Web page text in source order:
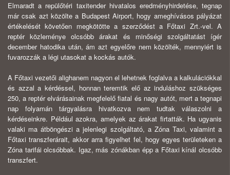
Elmaradt a repülőtéri taxitender hivatalos eredményhirdetése, tegnap
már csak azt közölte a Budapest Airport, hogy ameghívásos pályázat
értékelését követően megkötötte a szerződést a Főtaxi Zrt.-vel. A
reptér közleménye olcsóbb árakat és minőségi szolgáltatást ígér
december hatodika után, ám azt egyelőre nem közölték, mennyiért is
fuvarozzák a légi utasokat a kockás autók.
A Főtaxi vezetői alighanem nagyon el lehetnek foglalva a kalkulációkkal
és azzal a kérdéssel, honnan teremtik elő az induláshoz szükséges
250, a reptér elvárásainak megfelelő fiatal és nagy autót, mert a tegnapi
nap folyamán tárgyalásra hivatkozva nem tudtak válaszolni a
kérdéseinkre. Például azokra, amelyek az árakat firtatták. Ha ugyanis
valaki ma átböngészi a jelenlegi szolgáltató, a Zóna Taxi, valamint a
Főtaxi transzferárait, akkor arra figyelhet fel, hogy egyes területeken a
Zóna tarifái olcsóbbak. Igaz, más zónákban épp a Főtaxi kínál olcsóbb
transzfert.